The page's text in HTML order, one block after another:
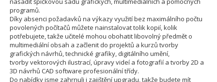
programů.
Díky absenci požadavků na výkazy využití bez maximálního počtu
povolených počítačů můžete nainstalovat tolik kopií, kolik
potřebujete, takže učitelé mohou obohatit libovolný předmět o
multimediální obsah a začlenit do projektů a kurzů tvorby
grafických návrhů, technické grafiky, digitálního umění,
tvorby vektorových ilustrací, úpravy videí a fotografií a tvorby 2D a
3D návrhů CAD software profesionální třídy.
Do nabídky jsme zahrnuli i zajištění upgradu, takže budete mít